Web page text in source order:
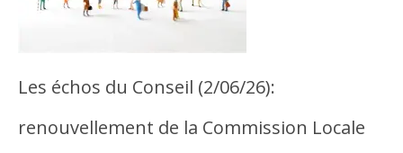
Les échos du Conseil (2/06/26):
renouvellement de la Commission Locale